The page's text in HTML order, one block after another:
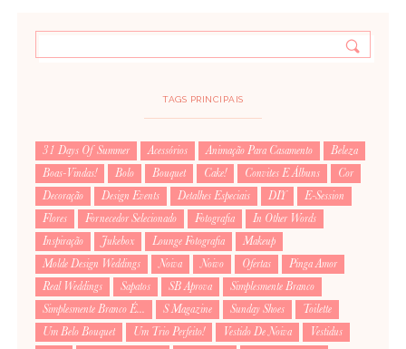
TAGS PRINCIPAIS
31 Days Of Summer Acessórios Animação Para Casamento
Beleza
Boas-Vindas!
Bolo Bouquet Cake! Convites E Álbuns
Cor
Decoração
Design Events Detalhes Especiais DIY
E-Session
Flores
Fornecedor Selecionado Fotografia
In Other Words
Inspiração
Jukebox Lounge Fotografia
Makeup
Molde Design Weddings
Noiva Noivo Ofertas
Pinga Amor
Real Weddings
Sapatos SB Aprova
Simplesmente Branco
Simplesmente Branco É...
S Magazine Sunday Shoes
Toilette
Um Belo Bouquet
Um Trio Perfeito! Vestido De Noiva
Vestidus